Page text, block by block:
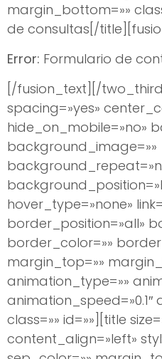
margin_bottom=»»
de consultas[/
Error: Formulario de
[/fusion_text][/
spacing=»yes»
hide_on_mobile=»no»
background_image=»»
hover_type=»none»
border_position=»all»
border_color=»»
margin_top=»»
animation_type=»»
class=»» id=»»][title
content_align=»left»